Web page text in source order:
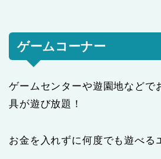
ゲームコーナー
ゲームセンターや遊園地などで
具が遊び放題！
お金を入れずに何度でも遊べる